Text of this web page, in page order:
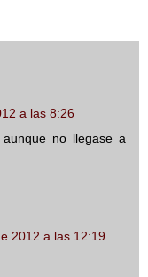
a las 8:26
no llegase a
2012 a las 12:19